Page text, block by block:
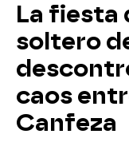
La fiesta
soltero
caos
Canfeza